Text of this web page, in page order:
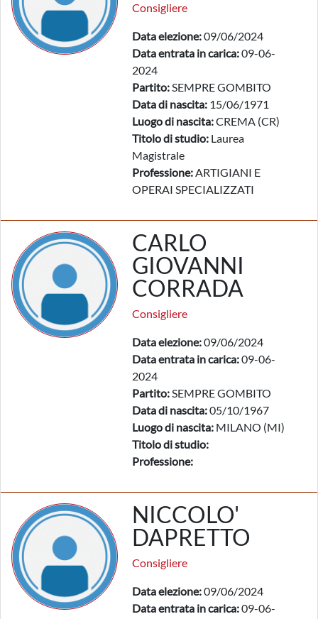
Consigliere
Data elezione:09/06/2024
Data entrata in carica:09-06-
2024
Partito:SEMPRE GOMBITO
Data di nascita: 15/06/1971
Luogo di nascita:CREMA (CR)
Titolo di studio: Laurea
Magistrale
Professione:ARTIGIANI E
OPERAI SPECIALIZZATI
CARLO
GIOVANNI
CORRADA
Consigliere
Data elezione:09/06/2024
Data entrata in carica:09-06-
2024
Partito:SEMPRE GOMBITO
Data di nascita:05/10/1967
Luogo di nascita: MILANO (MI)
Titolo di studio:
Professione:
NICCOLO'
DAPRETTO
Consigliere
Data elezione:09/06/2024
Data entrata in carica:09-06-